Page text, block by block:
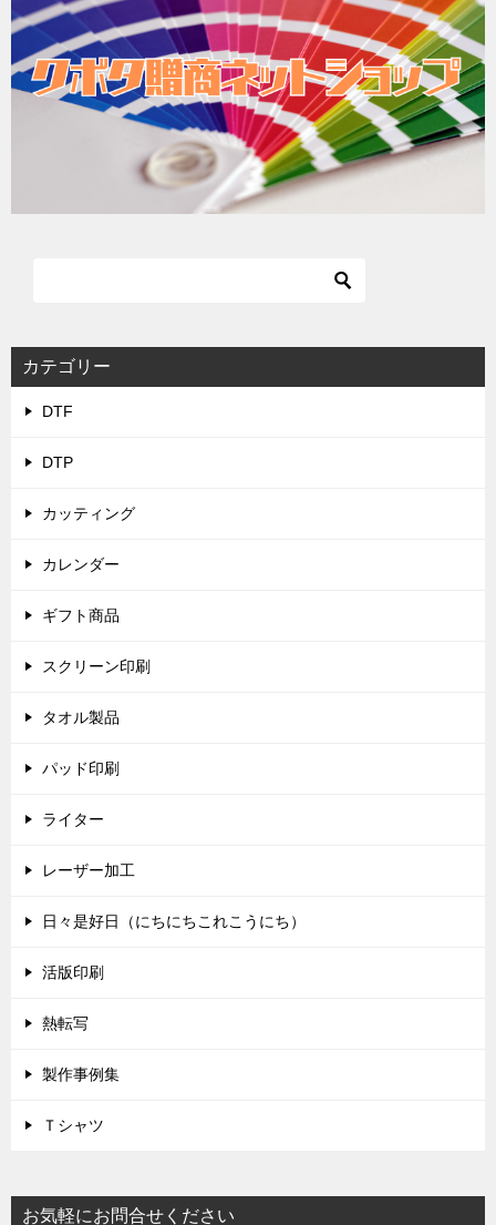
カテゴリー
DTF
DTP
カッティング
カレンダー
ギフト商品
スクリーン印刷
タオル製品
パッド印刷
ライター
レーザー加工
日々是好日（にちにちこれこうにち）
活版印刷
熱転写
製作事例集
Ｔシャツ
お気軽にお問合せください